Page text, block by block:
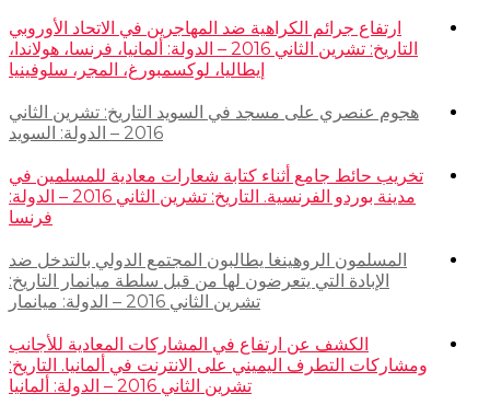
ارتفاع جرائم الكراهية ضد المهاجرين في الاتحاد الأوروبي
التاريخ: تشرين الثاني 2016 – الدولة: ألمانيا، فرنسا، هولاندا،
إيطاليا، لوكسمبورغ، المجر، سلوفينيا
هجوم عنصري على مسجد في السويد التاريخ: تشرين الثاني
2016 – الدولة: السويد
تخريب حائط جامع أثناء كتابة شعارات معادية للمسلمين في
مدينة بوردو الفرنسية. التاريخ: تشرين الثاني 2016 – الدولة:
فرنسا
المسلمون الروهينغا يطالبون المجتمع الدولي بالتدخل ضد
الإبادة التي يتعرضون لها من قبل سلطة ميانمار التاريخ:
تشرين الثاني 2016 – الدولة: ميانمار
الكشف عن ارتفاع في المشاركات المعادية للأجانب
ومشاركات التطرف اليميني على الانترنت في ألمانيا. التاريخ:
تشرين الثاني 2016 – الدولة: ألمانيا